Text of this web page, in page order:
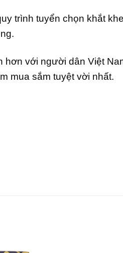
trình tuyển chọn khắt
với người dân Việt
mua sắm tuyệt vời nhất.